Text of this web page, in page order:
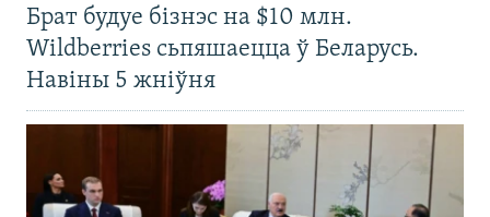
Брат будуе бізнэс на $10 млн.
Wildberries сьпяшаецца ў Беларусь.
Навіны 5 жніўня